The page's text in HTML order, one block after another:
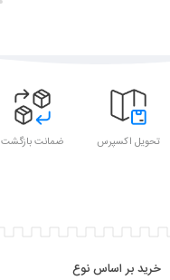
تحویل اکسپرس ضمانت بازگشت
خرید بر اساس نوع